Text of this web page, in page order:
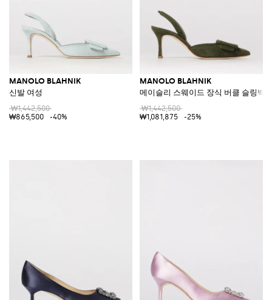
MANOLO BLAHNIK
신발 여성
₩1,442,500
₩865,500
-40%
MANOLO BLAHNIK
메이슬리 스웨이드 장식 버클 슬링백
₩1,442,500
₩1,081,875
-25%